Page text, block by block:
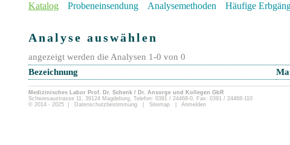
Katalog Probeneinsendung Analysemethoden Häufige
Analyse auswählen
angezeigt werden die Analysen 1-0 von 0
Bezeichnung
Medizinisches Labor Prof. Dr. Schenk / Dr. Ansorge und Kollegen GbR
Schwiesaustrasse 11, 39124 Magdeburg, Telefon: 0391 / 24468-0, Fax: 0391 / 24468-110
© 2014 - 2025 | Datenschutzbestimmung Sitemap Anmelden